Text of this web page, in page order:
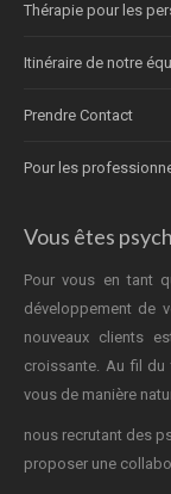
Thérapie pour les
Itinéraire de notre
Prendre Contact
Pour les
Vous êtes
Pour vous en tant
développement de
nouveaux clients
croissante. Au fil du
vous de manière
nous recrutant des
proposer une